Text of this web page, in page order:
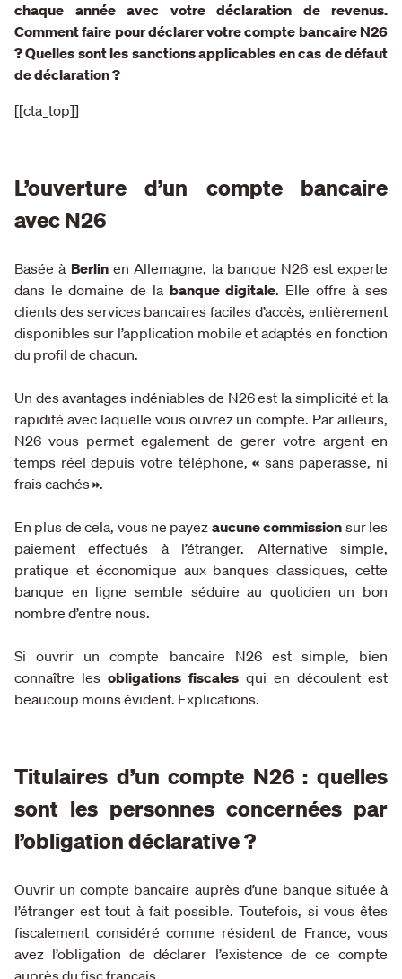
chaque année avec votre déclaration de revenus.
Comment faire pour déclarer votre compte bancaire N26
? Quelles sont les sanctions applicables en cas de défaut
de déclaration ?
[[cta_top]]
L’ouverture d’un compte bancaire
avec N26
Basée à Berlinen Allemagne, la banque N26 est experte
dans le domaine de la banque digitale. Elle offre à ses
clients des services bancaires faciles d’accès, entièrement
disponibles sur l’application mobile et adaptés en fonction
du profil de chacun.
Un des avantages indéniables de N26 est la simplicité et la
rapidité avec laquelle vous ouvrez un compte. Par ailleurs,
N26 vous permet egalement de gerer votre argent en
temps réel depuis votre téléphone, « sans paperasse, ni
frais cachés».
En plus de cela, vous ne payez aucunecommission sur les
paiement effectués à l’étranger. Alternative simple,
pratique et économique aux banques classiques, cette
banque en ligne semble séduire au quotidien un bon
nombre d’entre nous.
Si ouvrir un compte bancaire N26 est simple, bien
connaître les obligations fiscales qui en découlent est
beaucoup moins évident. Explications.
Titulaires d’un compte N26 : quelles
sont les personnes concernées par
l’obligation déclarative ?
Ouvrir un compte bancaire auprès d’une banque située à
l’étranger est tout à fait possible. Toutefois, si vous êtes
fiscalement considéré comme résident de France, vous
avez l’obligation de déclarer l’existence de ce compte
auprès du fisc français.